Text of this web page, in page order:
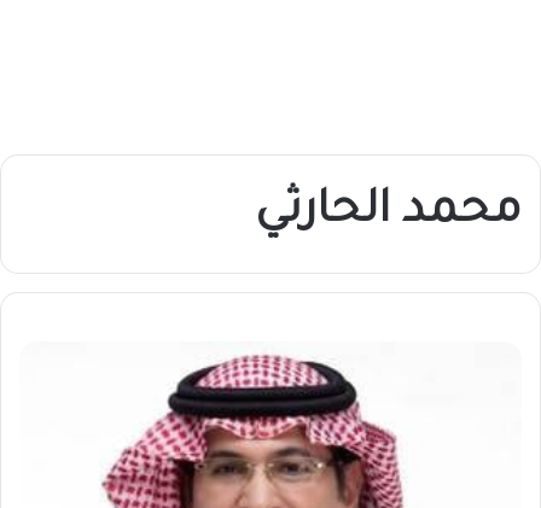
محمد الحارثي